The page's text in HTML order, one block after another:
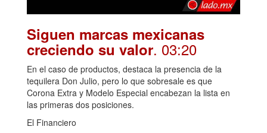
Siguen marcas mexicanas
creciendo su valor. 03:20
En el caso de productos, destaca la presencia de la
tequilera Don Julio, pero lo que sobresale es que
Corona Extra y Modelo Especial encabezan la lista en
las primeras dos posiciones.
El Financiero